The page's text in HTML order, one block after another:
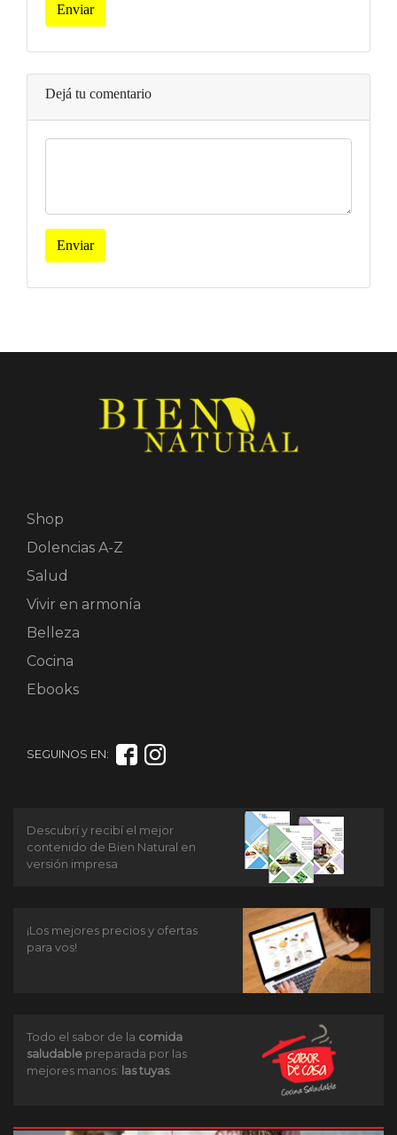
Enviar
Dejá tu comentario
Enviar
Shop
Dolencias A-Z
Salud
Vivir en armonía
Belleza
Cocina
Ebooks
SEGUINOS EN:
Descubrí y recibí el mejor
contenido de Bien Natural en
versión impresa
¡Los mejores precios y ofertas
para vos!
Todo el sabor de la comida
saludable preparada por las
mejores manos: las tuyas.